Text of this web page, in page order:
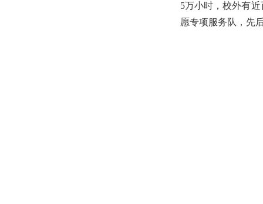
5万小时，校外有
愿专项服务队，先